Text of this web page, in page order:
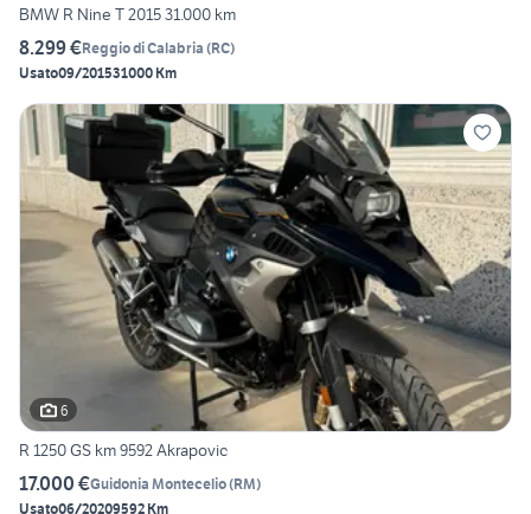
BMW R Nine T 2015 31.000 km
8.299 €Reggio di Calabria (RC)
Usato09/201531000 Km
6
R 1250 GS km 9592 Akrapovic
17.000 €Guidonia Montecelio(RM)
Usato06/20209592 Km